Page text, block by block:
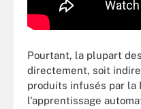
Pourtant, la plupart
directement, soit
produits infusés par la
l'apprentissage